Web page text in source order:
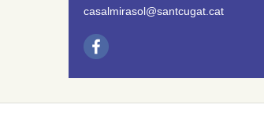
casalmirasol@santcugat.cat